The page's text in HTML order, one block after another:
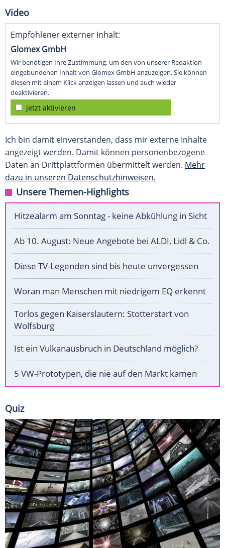
Video
Empfohlener externer Inhalt:
Glomex GmbH
Wir benötigen Ihre Zustimmung, um den von unserer Redaktion
eingebundenen Inhalt von Glomex GmbH anzuzeigen. Sie können
diesen mit einem Klick anzeigen lassen und auch wieder
deaktivieren.
jetzt aktivieren
Ich bin damit einverstanden, dass mir externe Inhalte
angezeigt werden. Damit können personenbezogene
Daten an Drittplattformen übermittelt werden. Mehr
dazu in unseren Datenschutzhinweisen.
Unsere Themen-Highlights
Hitzealarm am Sonntag - keine Abkühlung in Sicht
Ab 10. August: Neue Angebote bei ALDI, Lidl & Co.
Diese TV-Legenden sind bis heute unvergessen
Woran man Menschen mit niedrigem EQ erkennt
Torlos gegen Kaiserslautern: Stotterstart von
Wolfsburg
Ist ein Vulkanausbruch in Deutschland möglich?
5 VW-Prototypen, die nie auf den Markt kamen
Quiz